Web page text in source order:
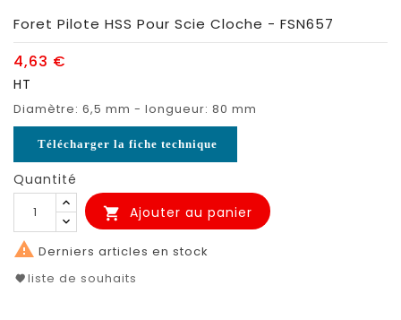
Foret Pilote HSS Pour Scie Cloche - FSN657
4,63 €
HT
Diamètre: 6,5 mm - longueur: 80 mm
Télécharger la fiche technique
Quantité
 Ajouter au panier
 Derniers articles en stock
liste de souhaits